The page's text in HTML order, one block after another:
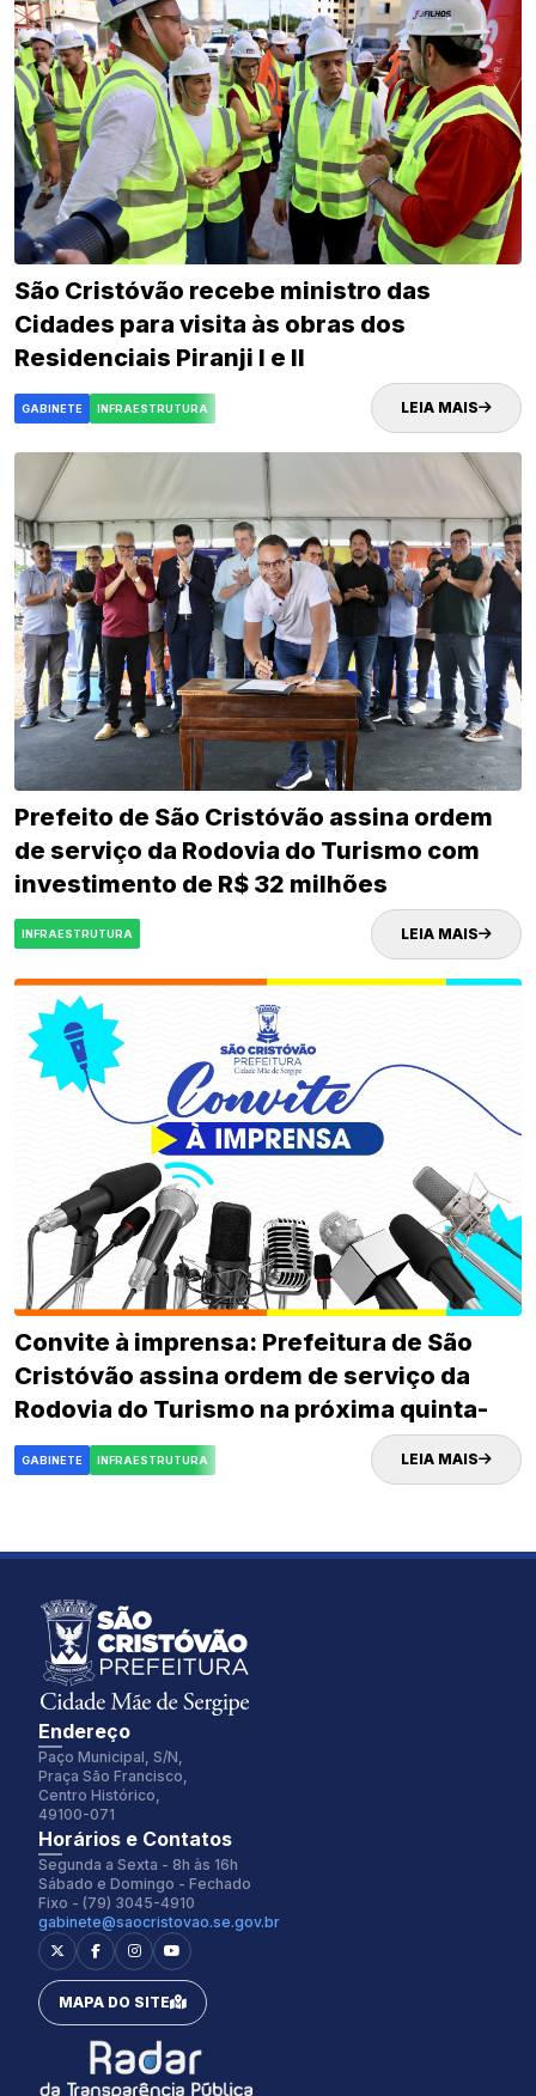
São Cristóvão recebe ministro das
Cidades para visita às obras dos
Residenciais Piranji I e II
GABINETE INFRAESTRUTURA LEIA MAIS
Prefeito de São Cristóvão assina ordem
de serviço da Rodovia do Turismo com
investimento de R$ 32 milhões
INFRAESTRUTURA LEIA MAIS
Convite à imprensa: Prefeitura de São
Cristóvão assina ordem de serviço da
Rodovia do Turismo na próxima quinta-
feira (02)
GABINETE INFRAESTRUTURA LEIA MAIS
Inter
Espaçamento Fonte:
0px
Alterar Tema:
Claro
Endereço
Paço Municipal, S/N,
Praça São Francisco,
Centro Histórico,
49100-071
Horários e Contatos
Segunda a Sexta - 8h às 16h
Sábado e Domingo - Fechado
Fixo - (79) 3045-4910
gabinete@saocristovao.se.gov.br
MAPA DO SITE